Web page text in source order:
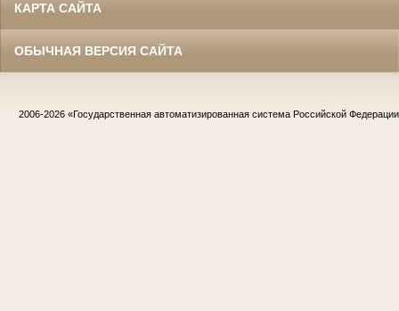
КАРТА САЙТА
ОБЫЧНАЯ ВЕРСИЯ САЙТА
2006-2026 «Государственная автоматизированная система Российской